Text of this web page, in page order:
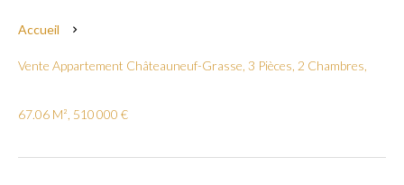
Accueil
Vente Appartement Châteauneuf-Grasse, 3 Pièces, 2 Chambres,
67.06 M², 510 000 €